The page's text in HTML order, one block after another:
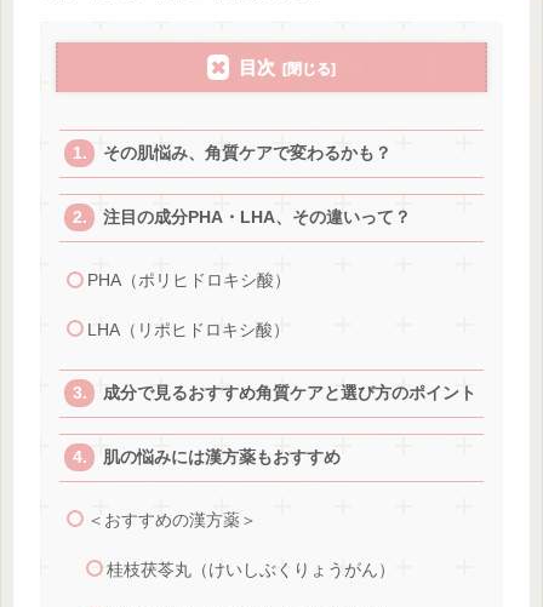
目次
その肌悩み、角質ケアで変わるかも？
注目の成分PHA・LHA、その違いって？
PHA（ポリヒドロキシ酸）
LHA（リポヒドロキシ酸）
成分で見るおすすめ角質ケアと選び方のポイント
肌の悩みには漢方薬もおすすめ
＜おすすめの漢方薬＞
桂枝茯苓丸（けいしぶくりょうがん）